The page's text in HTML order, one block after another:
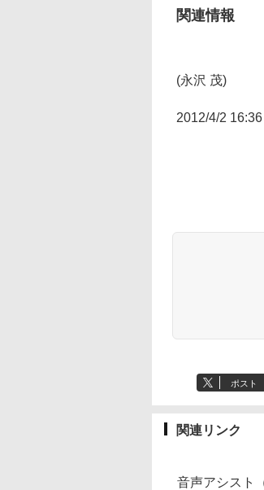
関連情報
(永沢 茂)
2012/4/2 16:36
ポスト
関連リンク
音声アシスト